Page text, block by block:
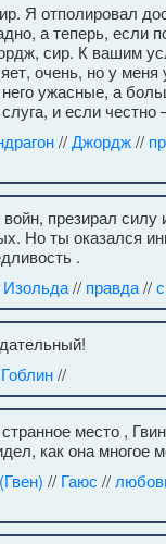
Я отполировал
а теперь, если
сир. К вашим
очень, но у меня
ужасные, а
и если
//Джордж//
презирал силу
Но ты оказался
.
Изольда// правда//
Гоблин//
место ,
как она многое
// Гаюс //